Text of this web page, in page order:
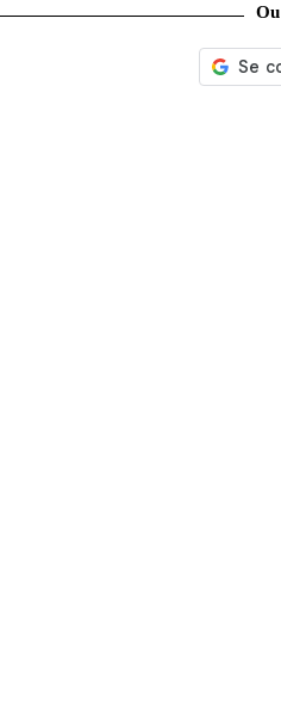
d’augmenter à date
l’abonnement avec ces
d’une année. Le prix est
Si le Client ne souhaite pas
au présent préambule).
numéros servis au titre de
de la société Les Éditions LVA est
:
selon les disponibilités ;
de personnes)